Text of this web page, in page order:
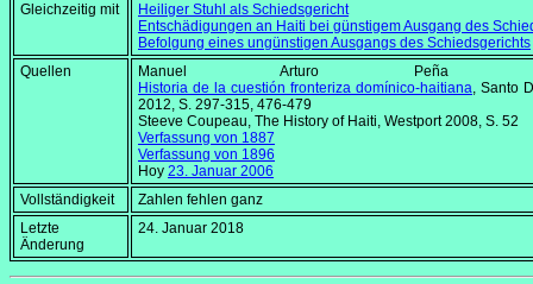
Gleichzeitig mit
Heiliger Stuhl als Schiedsgericht
Entschädigungen an Haiti bei günstigem Ausgang des
Befolgung eines ungünstigen Ausgangs des Schiedsgerichts
Quellen
Manuel Arturo Peña
Historia de la cuestión fronteriza domínico-haitiana, Santo
2012, S. 297-315, 476-479
Steeve Coupeau, The History of Haiti, Westport 2008, S. 52
Verfassung von 1887
Verfassung von 1896
Hoy 23. Januar 2006
Vollständigkeit
Zahlen fehlen ganz
Letzte
Änderung
24. Januar 2018